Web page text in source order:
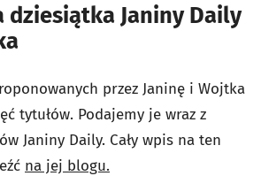
dziesiątka Janiny Daily
przez Janinę i Wojtka
tytułów. Podajemy je wraz z
Janiny Daily. Cały wpis na ten
na jej blogu.